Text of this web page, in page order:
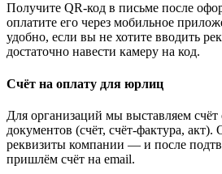
Получите QR-код в письме после
оплатите его через мобильное
удобно, если вы не хотите вводить
достаточно навести камеру на код.
Счёт на оплату для юрлиц
Для организаций мы выставляем
документов (счёт, счёт-фактура,
реквизиты компании — и после
пришлём счёт на email.